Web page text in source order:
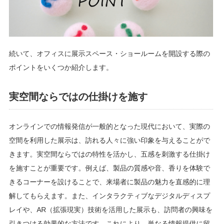
続いて、オフィスに展示スペース・ショールームを開設する際の
ポイントをいくつか紹介します。
実空間ならではの仕掛けを施す
オンラインでの情報発信が一般的となった現代において、実際の
空間を利用した展示は、訪れる人々に強い印象を与えることがで
きます。実空間ならではの特性を活かし、五感を刺激する仕掛け
を施すことが重要です。例えば、製品の質感や音、香りを体験で
きるコーナーを設けることで、来場者に製品の魅力を直感的に理
解してもらえます。また、インタラクティブなデジタルディスプ
レイや、AR（拡張現実）技術を活用した展示も、訪問者の興味を